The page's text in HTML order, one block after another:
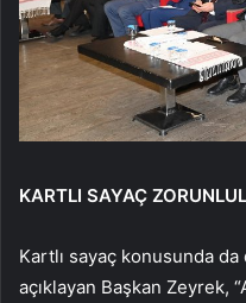
KARTLI SAYAÇ
Kartlı sayaç konusunda
açıklayan Başkan Zeyrek,